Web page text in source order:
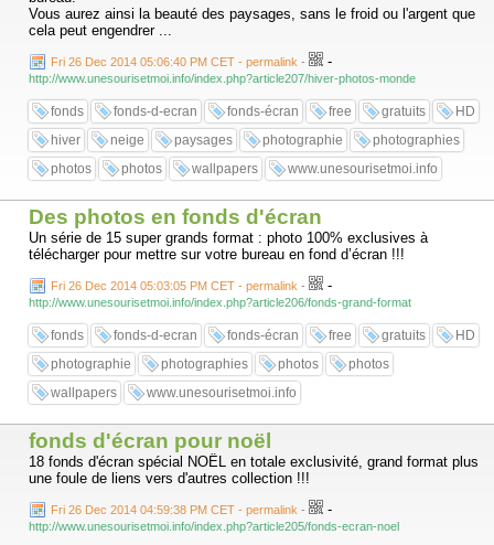
Vous aurez ainsi la beauté des paysages, sans le froid ou l'argent que
cela peut engendrer ...
Fri 26 Dec 2014 05:06:40 PM CET - permalink - -
http://www.unesourisetmoi.info/index.php?article207/hiver-photos-monde
fonds fonds-d-ecran fonds-écran free gratuits
HD
hiver
neige paysages photographie
photographies
photos
photos wallpapers www.unesourisetmoi.info
Des photos en fonds d'écran
Un série de 15 super grands format : photo 100% exclusives à
télécharger pour mettre sur votre bureau en fond d’écran !!!
Fri 26 Dec 2014 05:03:05 PM CET - permalink - -
http://www.unesourisetmoi.info/index.php?article206/fonds-grand-format
fonds fonds-d-ecran fonds-écran free gratuits
HD
photographie
photographies photos
photos
wallpapers
www.unesourisetmoi.info
fonds d'écran pour noël
18 fonds d'écran spécial NOËL en totale exclusivité, grand format plus
une foule de liens vers d'autres collection !!!
Fri 26 Dec 2014 04:59:38 PM CET - permalink - -
http://www.unesourisetmoi.info/index.php?article205/fonds-ecran-noel